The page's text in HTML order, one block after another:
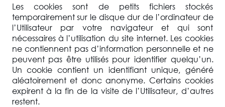
Les cookies sont de petits fichiers stockés
temporairement sur le disque dur de l’ordinateur de
l’Utilisateur par votre navigateur et qui sont
nécessaires à l’utilisation du site internet. Les cookies
ne contiennent pas d’information personnelle et ne
peuvent pas être utilisés pour identifier quelqu’un.
Un cookie contient un identifiant unique, généré
aléatoirement et donc anonyme. Certains cookies
expirent à la fin de la visite de l’Utilisateur, d’autres
restent.